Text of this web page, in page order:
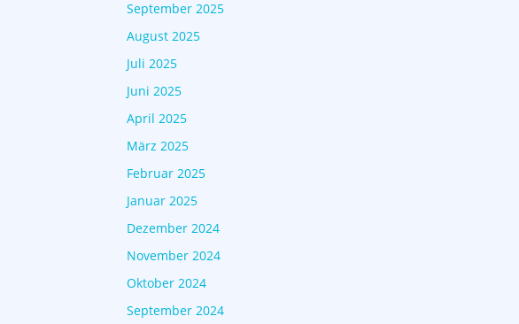
September 2025
August 2025
Juli 2025
Juni 2025
April 2025
März 2025
Februar 2025
Januar 2025
Dezember 2024
November 2024
Oktober 2024
September 2024